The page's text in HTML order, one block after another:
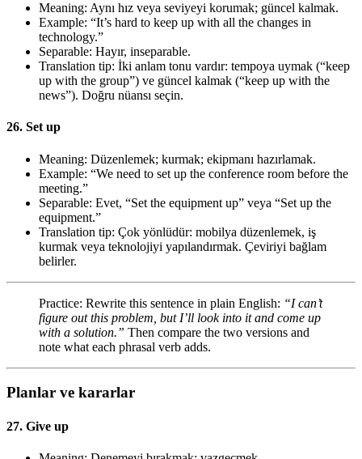
Meaning: Aynı hız veya seviyeyi korumak; güncel kalmak.
Example: “It’s hard to keep up with all the changes in
technology.”
Separable: Hayır, inseparable.
Translation tip: İki anlam tonu vardır: tempoya uymak (“keep
up with the group”) ve güncel kalmak (“keep up with the
news”). Doğru nüansı seçin.
26. Set up
Meaning: Düzenlemek; kurmak; ekipmanı hazırlamak.
Example: “We need to set up the conference room before the
meeting.”
Separable: Evet, “Set the equipment up” veya “Set up the
equipment.”
Translation tip: Çok yönlüdür: mobilya düzenlemek, iş
kurmak veya teknolojiyi yapılandırmak. Çeviriyi bağlam
belirler.
Practice: Rewrite this sentence in plain English: “I can’t
figure out this problem, but I’ll look into it and come up
with a solution.” Then compare the two versions and
note what each phrasal verb adds.
Planlar ve kararlar
27. Give up